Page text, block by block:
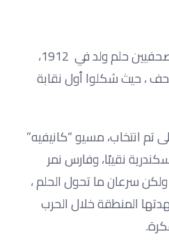
كانت فكرة تأسيس نقابة للصحفيين حلم ولد في 1912،
، حيث شكلوا أول نقابة
تم انتخاب، مسيو “كانيفيه”
نقيبًا، وفارس نمر
سرعان ما تحول الحلم ،
المنطقة خلال الحرب